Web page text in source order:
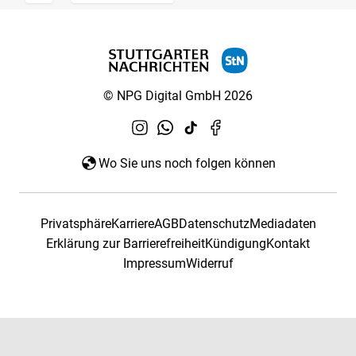
© NPG Digital GmbH 2026
Wo Sie uns noch folgen können
PrivatsphäreKarriereAGBDatenschutzMediadaten
Erklärung zur BarrierefreiheitKündigungKontakt
ImpressumWiderruf